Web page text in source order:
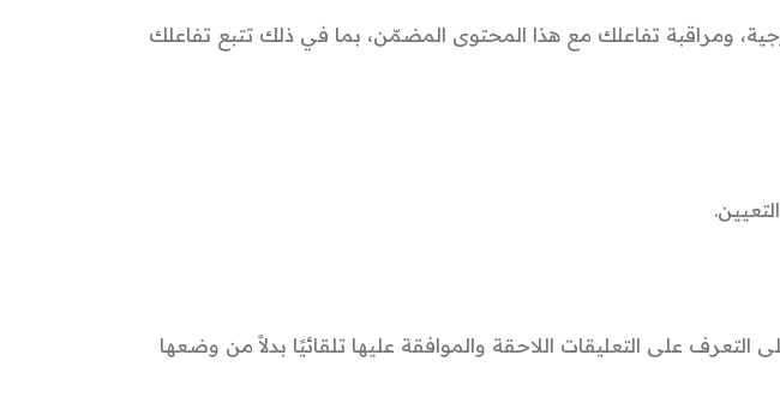
ومراقبة تفاعلك مع هذا المحتوى المضمّن، بما في ذلك تتبع تفاعلك
على التعليقات اللاحقة والموافقة عليها تلقائيًا بدلاً من وضعها